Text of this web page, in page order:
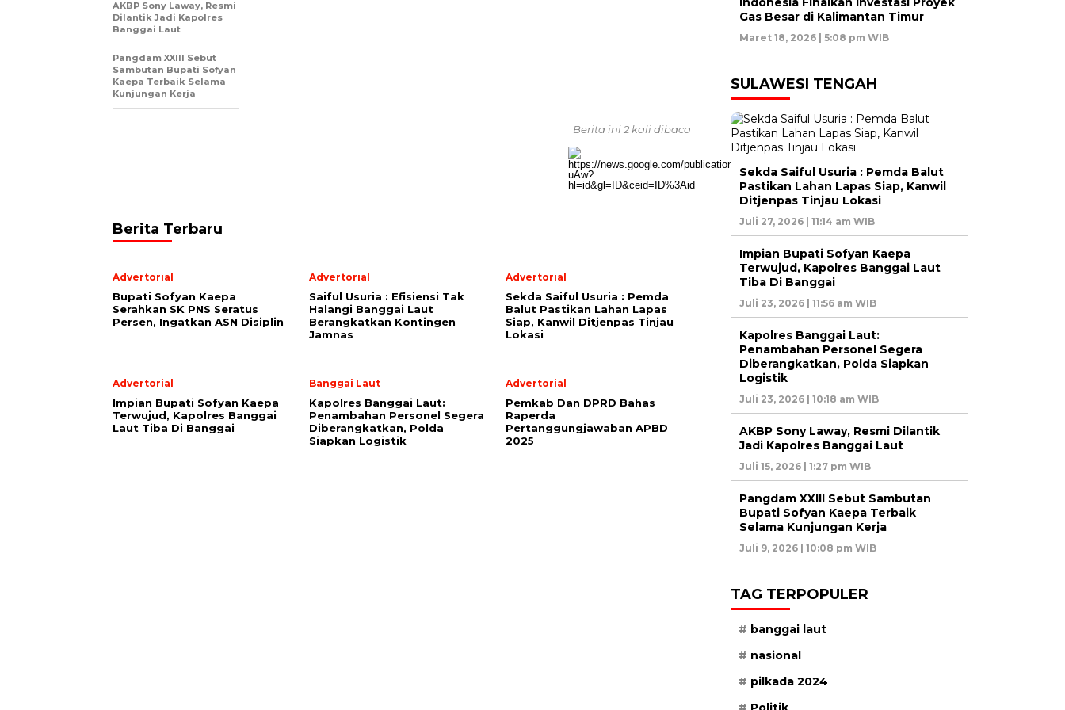
AKBP Sony Laway, Resmi
Dilantik Jadi Kapolres
Banggai Laut
Pangdam XXIII Sebut
Sambutan Bupati Sofyan
Kaepa Terbaik Selama
Kunjungan Kerja
Berita ini 2 kali dibaca
Berita Terbaru
Advertorial
Bupati Sofyan Kaepa
Serahkan SK PNS Seratus
Persen, Ingatkan ASN Disiplin
Advertorial
Saiful Usuria : Efisiensi Tak
Halangi Banggai Laut
Berangkatkan Kontingen
Jamnas
Advertorial
Sekda Saiful Usuria : Pemda
Balut Pastikan Lahan Lapas
Siap, Kanwil Ditjenpas Tinjau
Lokasi
Advertorial
Impian Bupati Sofyan Kaepa
Terwujud, Kapolres Banggai
Laut Tiba Di Banggai
Banggai Laut
Kapolres Banggai Laut:
Penambahan Personel Segera
Diberangkatkan, Polda
Siapkan Logistik
Advertorial
Pemkab Dan DPRD Bahas
Raperda
Pertanggungjawaban APBD
2025
Gas Besar di Kalimantan Timur
Maret 18, 2026 | 5:08 pm WIB
SULAWESI TENGAH
Sekda Saiful Usuria : Pemda Balut
Pastikan Lahan Lapas Siap, Kanwil
Ditjenpas Tinjau Lokasi
Juli 27, 2026 | 11:14 am WIB
Impian Bupati Sofyan Kaepa
Terwujud, Kapolres Banggai Laut
Tiba Di Banggai
Juli 23, 2026 | 11:56 am WIB
Kapolres Banggai Laut:
Penambahan Personel Segera
Diberangkatkan, Polda Siapkan
Logistik
Juli 23, 2026 | 10:18 am WIB
AKBP Sony Laway, Resmi Dilantik
Jadi Kapolres Banggai Laut
Juli 15, 2026 | 1:27 pm WIB
Pangdam XXIII Sebut Sambutan
Bupati Sofyan Kaepa Terbaik
Selama Kunjungan Kerja
Juli 9, 2026 | 10:08 pm WIB
TAG TERPOPULER
banggai laut
nasional
pilkada 2024